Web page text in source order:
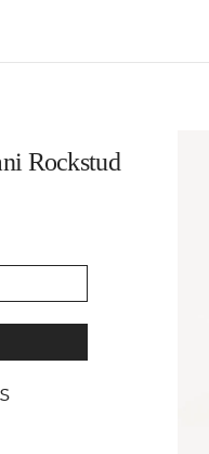
Rockstud